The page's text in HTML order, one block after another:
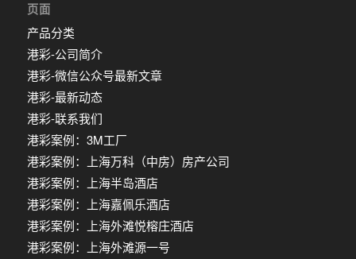
页面
产品分类
港彩-公司简介
港彩-微信公众号最新文章
港彩-最新动态
港彩-联系我们
港彩案例：3M工厂
港彩案例：上海万科（中房）房产公司
港彩案例：上海半岛酒店
港彩案例：上海嘉佩乐酒店
港彩案例：上海外滩悦榕庄酒店
港彩案例：上海外滩源一号